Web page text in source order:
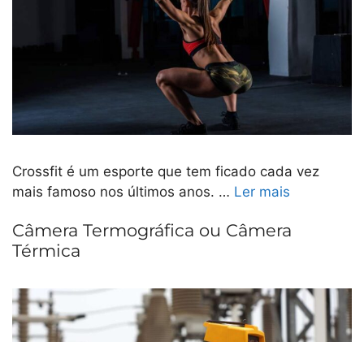
Crossfit é um esporte que tem ficado cada vez
mais famoso nos últimos anos. … Ler mais
Câmera Termográfica ou Câmera
Térmica